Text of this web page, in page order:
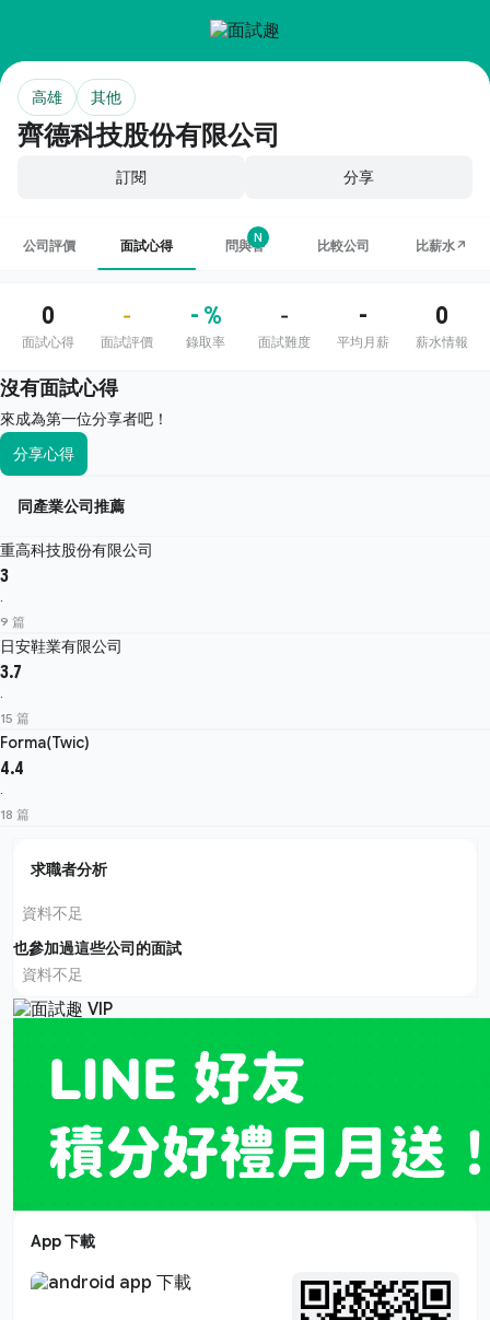
齊德科技股份有限公司
高雄 其他
訂閱 分享
公司評價 面試心得 問與答
N
比較公司 比薪水↗
0
面試心得
-
面試評價
- %
錄取率
-
面試難度
-
平均月薪
0
薪水情報
沒有面試心得
來成為第一位分享者吧！
分享心得
同產業公司推薦
重高科技股份有限公司
3
·
9 篇
日安鞋業有限公司
3.7
·
15 篇
Forma(Twic)
4.4
·
18 篇
求職者分析
資料不足
也參加過這些公司的面試
資料不足
App 下載